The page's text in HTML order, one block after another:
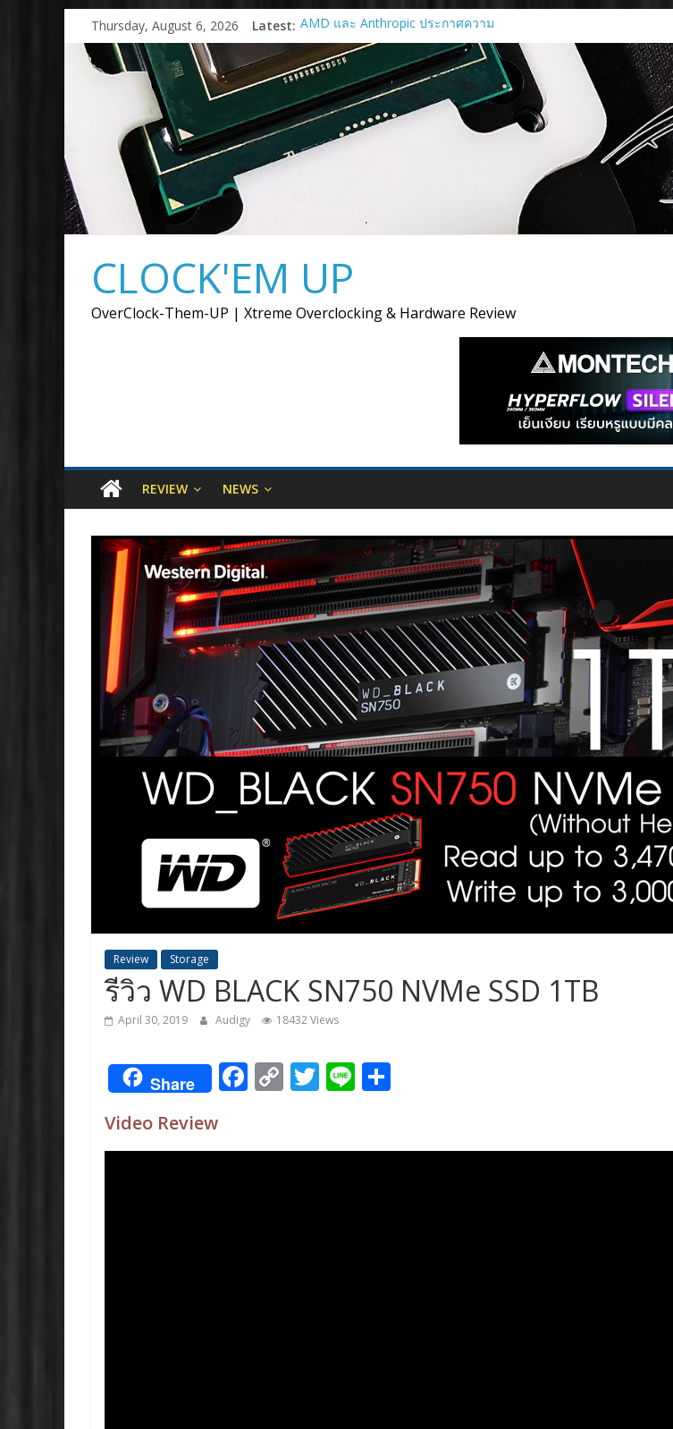
to
content
Thursday, August 6, 2026 Latest: AMD และ Anthropic ประกาศความ
ร่วมมือเชิงกลยุทธ์เพื่อเปิดใช้กราฟิก
การ์ด AMD Instinct MI450 Series
สูงสุด 2 กิกะวัตต์
AMD เปิดตัวกราฟิกการ์ด Radeon RX
9050
เมื่อการ์ดจอไม่ได้มีหน้าที่แค่เรนเดอร์
แบบครบวงจรสำหรับยุค Agentic AI ณ
Supermicro แต่งตั้ง Ascenti เป็น
ตัวแทนจำหน่ายอย่างเป็นทางการ
พลังประมวลผล AI ตั้งแต่ระดับเริ่มต้น
CLOCK'EM UP
OverClock-Them-UP | Xtreme Overclocking & Hardware Review
REVIEW NEWS
Review Storage
รีวิว WD BLACK SN750 NVMe SSD 1TB
April 30, 2019 Audigy 18432 Views
Share F
b
C
y
T
er
Li
e
Video Review